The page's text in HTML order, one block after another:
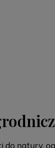
natury,